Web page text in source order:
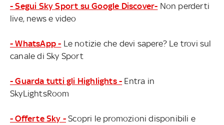
- Segui Sky Sport su Google Discover- Non perderti
live, news e video
- WhatsApp - Le notizie che devi sapere? Le trovi sul
canale di Sky Sport
- Guarda tutti gli Highlights - Entra in
SkyLightsRoom
- Offerte Sky - Scopri le promozioni disponibili e